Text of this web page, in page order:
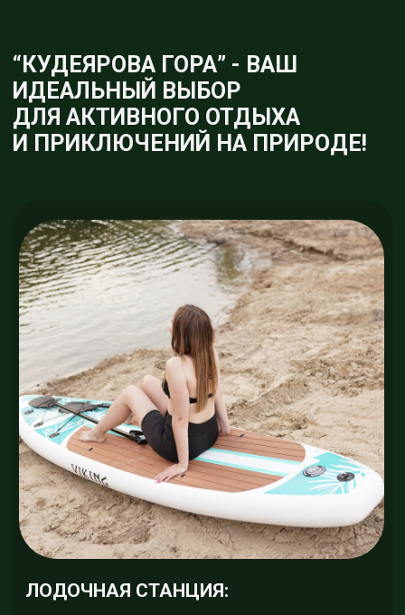
ЛОДОЧНАЯ СТАНЦИЯ:
Приглашаем вас на нашу лодочную
станцию, где вы найдете лодки и САП
борды. Отправляйтесь в водные
приключения и наслаждайтесь
умиротворяющими видами вокруг.
ОКУНИТЕСЬ В СКАЗКУ
Подробнее
ДЕНЬ РОЖДЕНИЯ